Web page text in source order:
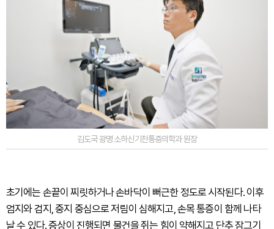
김도국 광명 소하신기찬통증의학과 원장
초기에는 손끝이 찌릿하거나 손바닥이 뻐근한 정도로 시작된다. 이후
엄지와 검지, 중지 중심으로 저림이 심해지고, 손목 통증이 함께 나타
날 수 있다. 증상이 진행되면 물건을 쥐는 힘이 약해지고 단추 잠그기